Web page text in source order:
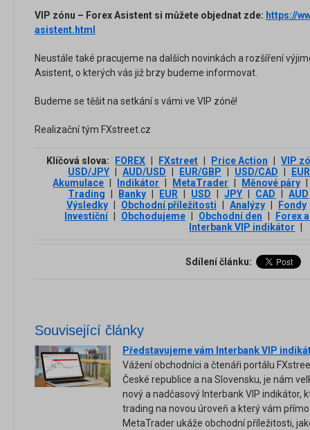
VIP zónu – Forex Asistent si můžete objednat zde: https://
asistent.html
Neustále také pracujeme na dalších novinkách a rozšíření
Asistent, o kterých vás již brzy budeme informovat.
Budeme se těšit na setkání s vámi ve VIP zóně!
Realizační tým FXstreet.cz
Klíčová slova: FOREX FXstreet Price Action
VIP
USD/JPY
AUD/USD EUR/GBP USD/CAD
Akumulace
Indikátor MetaTrader Měnové páry
Trading
Banky EUR USD JPY CAD
AUD
Výsledky
Obchodní příležitosti Analýzy
Fondy
Investiční
Obchodujeme Obchodní den
Forex
Interbank VIP indikátor
Sdílení článku:
Související články
Představujeme vám Interbank VIP
Vážení obchodníci a čtenáři portálu
České republice a na Slovensku, je nám
nový a nadčasový Interbank VIP indikátor,
trading na novou úroveň a který vám
MetaTrader ukáže obchodní příležitosti,